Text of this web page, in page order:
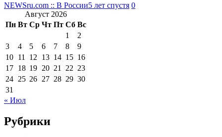
NEWSru.com :: В России5 лет спустя 0
Август 2026
Пн Вт Ср Чт Пт Сб Вс
1
2
3
4 5 6 7 8
9
10 11 12 13 14 15 16
17 18 19 20 21 22 23
24 25 26 27 28 29 30
31
« Июл
Рубрики